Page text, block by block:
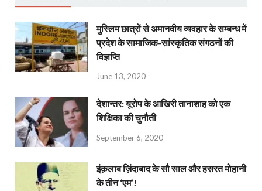
मुस्लिम छात्रों से अमानवीय व्यवहार के सम्बन्ध में
प्रदेश के सामाजिक-सांस्कृतिक संगठनों की
विज्ञप्ति
June 13, 2020
देशान्‍तर: यूरोप के आखिरी तानाशाह को एक
शिक्षिका की चुनौती
September 6, 2020
इंक़लाब ज़िंदाबाद के सौ साल और हसरत मोहानी
के तीन ‘एम’!